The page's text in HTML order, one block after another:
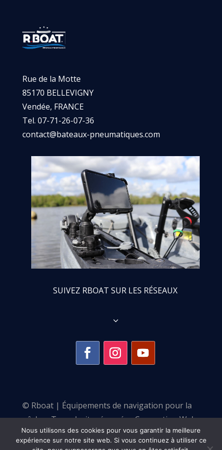
Rue de la Motte
85170 BELLEVIGNY
Vendée, FRANCE
Tel. 07-71-26-07-36
contact@bateaux-pneumatiques.com
SUIVEZ RBOAT SUR LES RÉSEAUX
3
© Rboat | Équipements de navigation pour la
pêche •Tous droits réservés •Conception Web :
Pulse Communication
Nous utilisons des cookies pour vous garantir la meilleure
expérience sur notre site web. Si vous continuez à utiliser ce